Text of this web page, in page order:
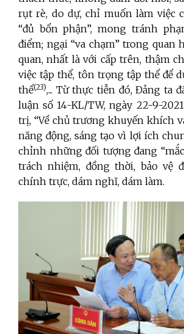
rụt rè, do dự, chỉ muốn làm việc
“đủ bổn phận”, mong tránh
điểm; ngại “va chạm” trong quan
quan, nhất là với cấp trên, thậm
việc tập thể, tôn trọng tập thể để
thể(23),... Từ thực tiễn đó, Đảng ta
luận số 14-KL/TW, ngày 22-9-
trị, “Về chủ trương khuyến khích
năng động, sáng tạo vì lợi ích
chỉnh những đối tượng đang
trách nhiệm, đồng thời, bảo vệ
chính trực, dám nghĩ, dám làm.